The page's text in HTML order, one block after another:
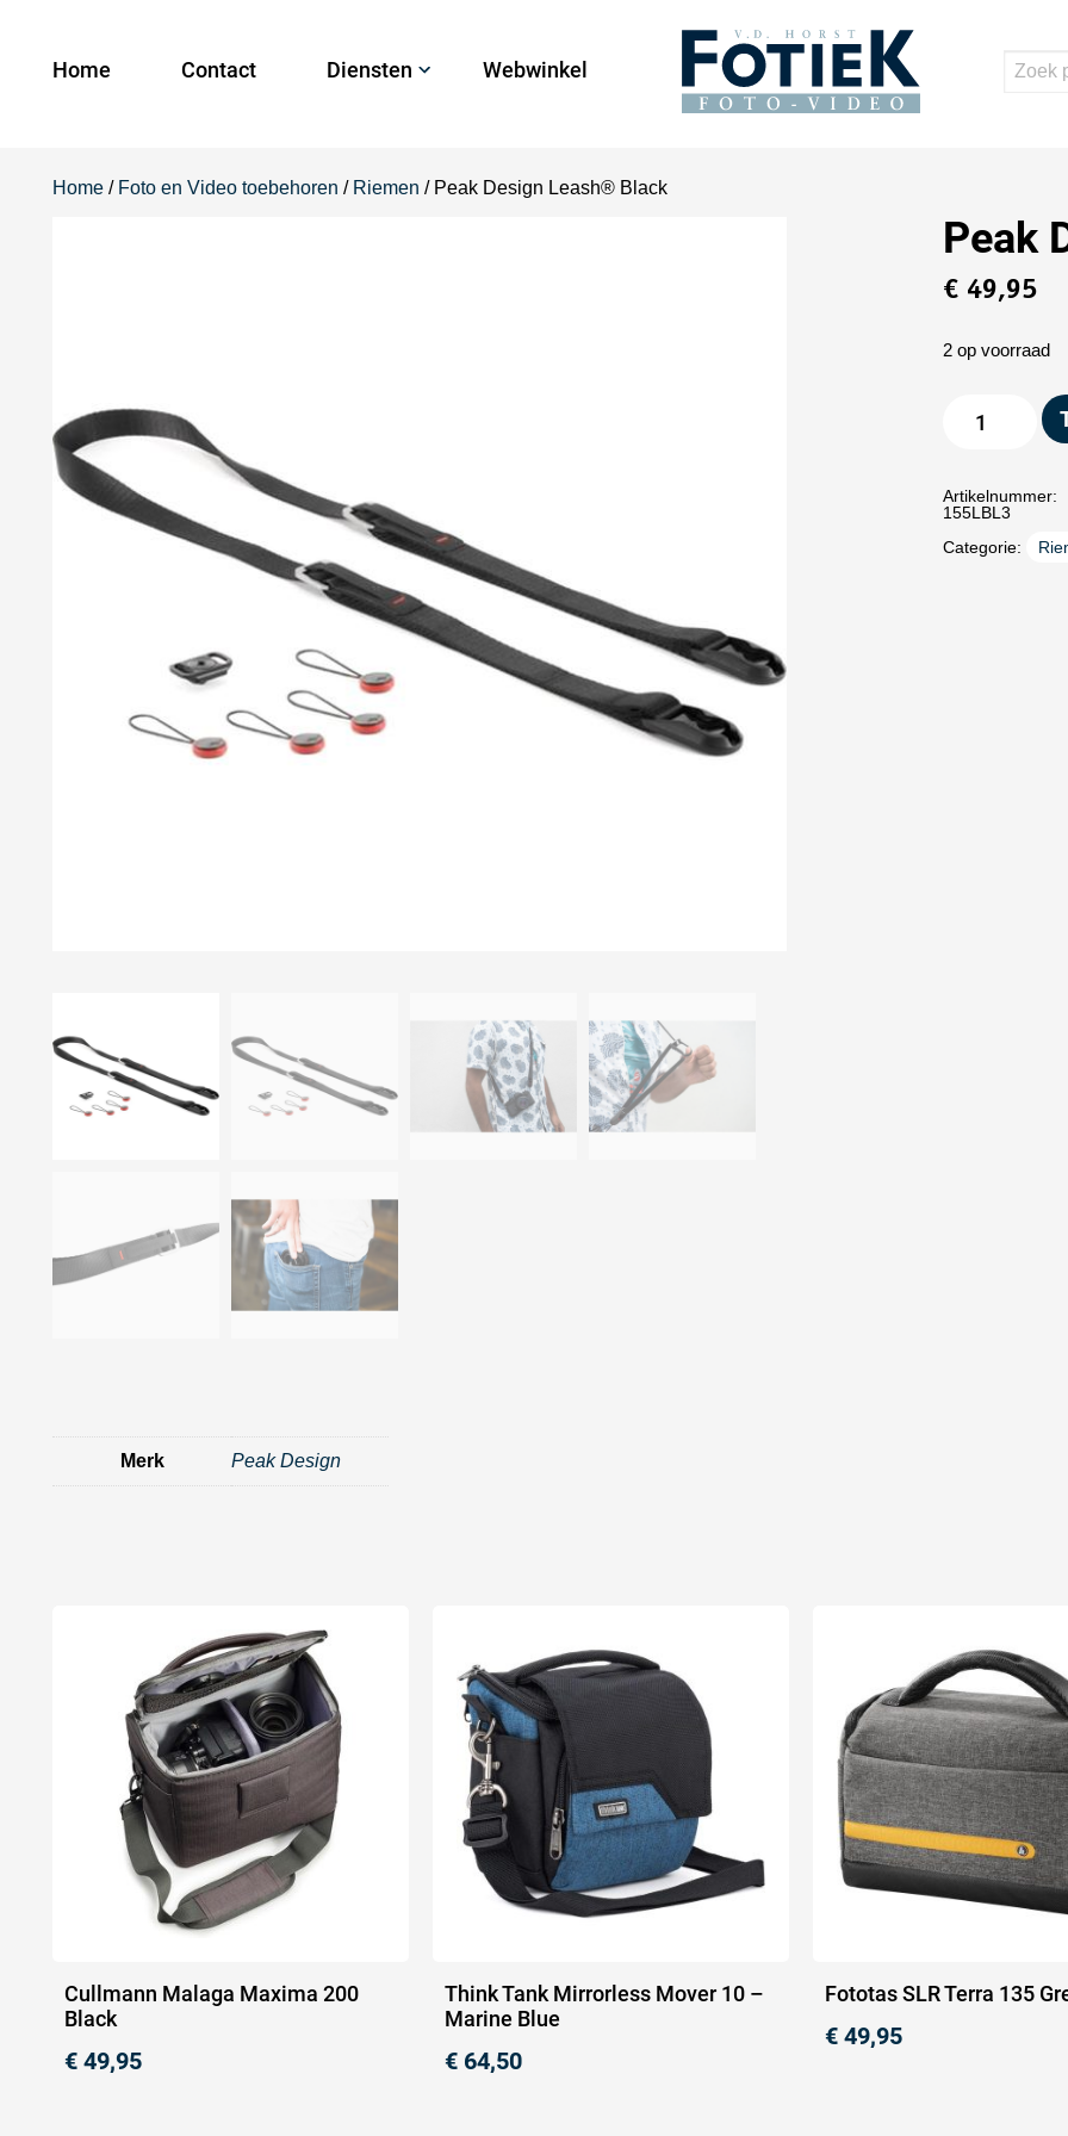
Home Contact Diensten Webwinkel
Home / Foto en Video toebehoren / Riemen / Peak Design Leash® Black
Peak
€49,95
2 op voorraad
Artikelnummer:
155LBL3
Categorie:
Merk Peak Design
Cullmann Malaga Maxima 200
Black
€ 49,95
Think Tank Mirrorless Mover 10 –
Marine Blue
€ 64,50
Fototas SLR Terra 135
€ 49,95